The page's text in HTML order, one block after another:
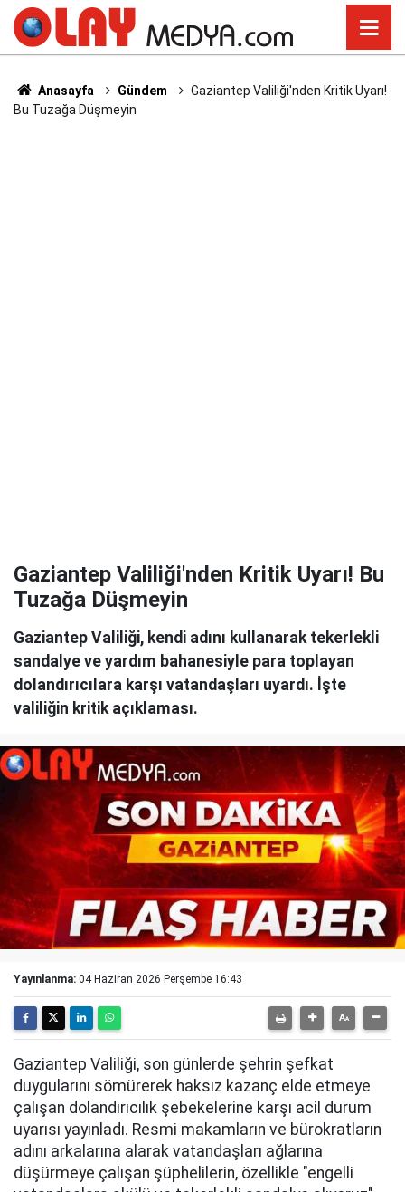
Anasayfa Gündem
Gaziantep Valiliği'nden Kritik Uyarı!
Bu Tuzağa Düşmeyin
Gaziantep Valiliği'nden Kritik Uyarı! Bu
Tuzağa Düşmeyin
Gaziantep Valiliği, kendi adını kullanarak tekerlekli
sandalye ve yardım bahanesiyle para toplayan
dolandırıcılara karşı vatandaşları uyardı. İşte
valiliğin kritik açıklaması.
Yayınlanma: 04 Haziran 2026 Perşembe 16:43
Gaziantep Valiliği, son günlerde şehrin şefkat
duygularını sömürerek haksız kazanç elde etmeye
çalışan dolandırıcılık şebekelerine karşı acil durum
uyarısı yayınladı. Resmi makamların ve bürokratların
adını arkalarına alarak vatandaşları ağlarına
düşürmeye çalışan şüphelilerin, özellikle "engelli